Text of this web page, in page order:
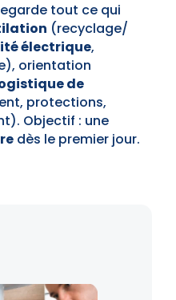
tout ce qui
(recyclage/
électrique,
orientation
de
protections,
Objectif : une
dès le premier jour.